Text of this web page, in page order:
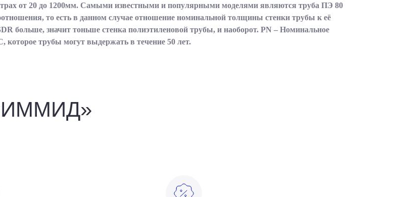
от 20 до 1200мм. Самыми известными и популярными моделями являются труба ПЭ 80
то есть в данном случае отношение номинальной толщины стенки трубы к её
больше, значит тоньше стенка полиэтиленовой трубы, и наоборот. PN – Номинальное
которое трубы могут выдержать в течение 50 лет.